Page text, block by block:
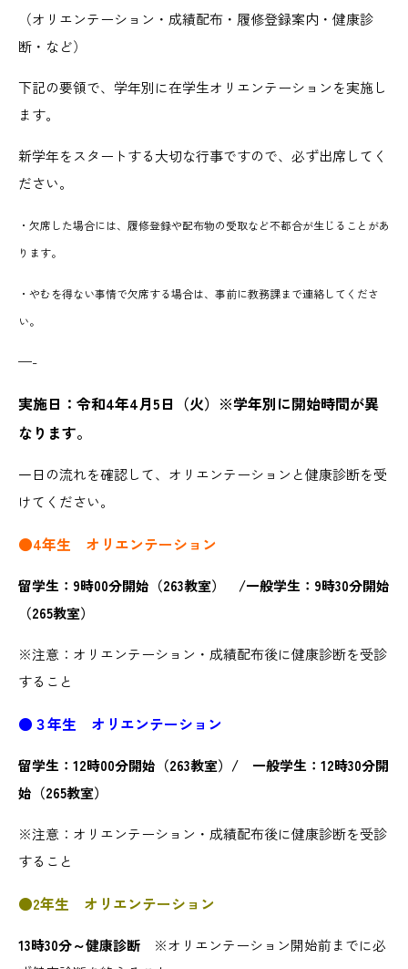
（オリエンテーション・成績配布・履修登録案内・健康診
断・など）
下記の要領で、学年別に在学生オリエンテーションを実施し
ます。
新学年をスタートする大切な行事ですので、必ず出席してく
ださい。
・欠席した場合には、履修登録や配布物の受取など不都合が生じることがあ
ります。
・やむを得ない事情で欠席する場合は、事前に教務課まで連絡してくださ
い。
—-
実施日：令和4年4月5日（火）※学年別に開始時間が異
なります。
一日の流れを確認して、オリエンテーションと健康診断を受
けてください。
●4年生 オリエンテーション
留学生：9時00分開始（263教室） /一般学生：9時30分開始
（265教室）
※注意：オリエンテーション・成績配布後に健康診断を受診
すること
●３年生 オリエンテーション
留学生：12時00分開始（263教室）/ 一般学生：12時30分開
始（265教室）
※注意：オリエンテーション・成績配布後に健康診断を受診
すること
●2年生 オリエンテーション
13時30分～健康診断 ※オリエンテーション開始前までに必